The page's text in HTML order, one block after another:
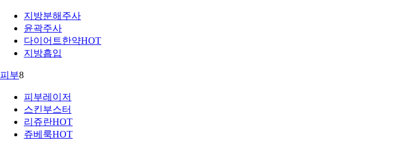
지방분해주사
윤곽주사
다이어트한약HOT
지방흡입
피부8
피부레이저
스킨부스터
리쥬란HOT
쥬베룩HOT